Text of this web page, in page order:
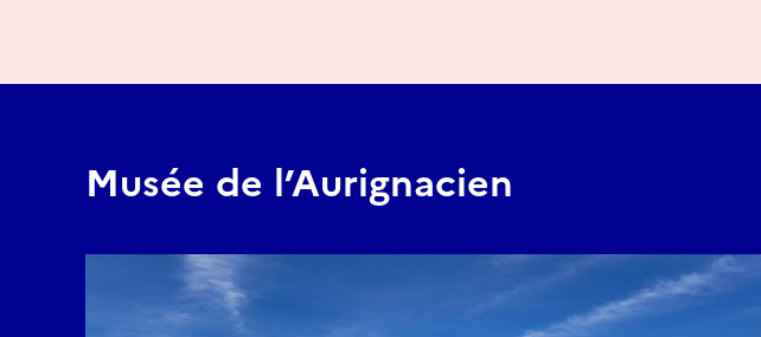
Musée de l’Aurignacien